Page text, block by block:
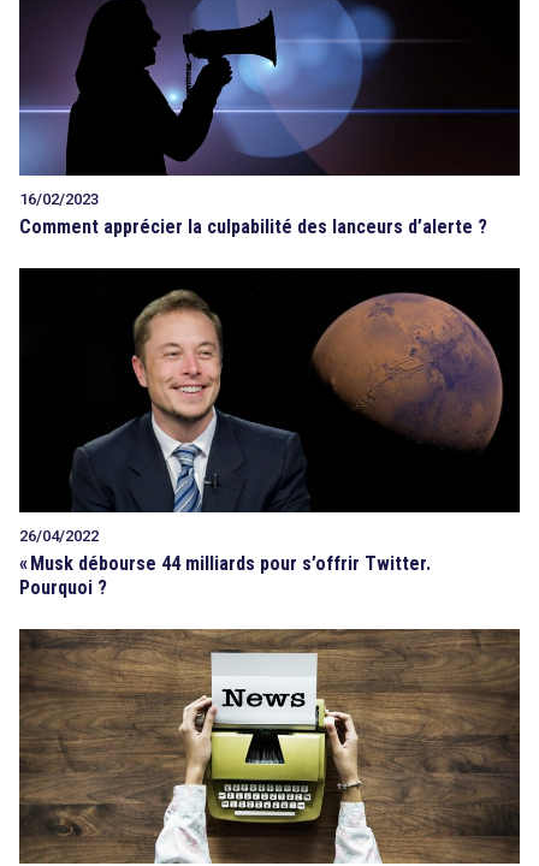
16/02/2023
Comment apprécier la culpabilité des lanceurs d’alerte ?
26/04/2022
« Musk débourse 44 milliards pour s’offrir Twitter.
Pourquoi ?